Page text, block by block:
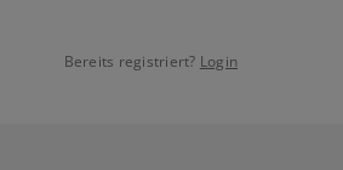
Bereits registriert? Login